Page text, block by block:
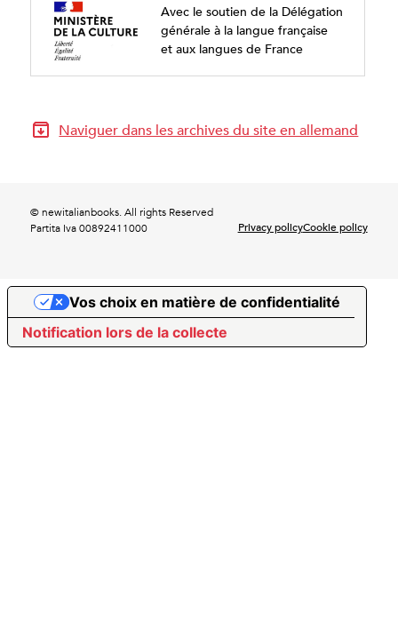
Avec le soutien de la Délégation
générale à la langue française
et aux langues de France
Naviguer dans les archives du site en allemand
© newitalianbooks. All rights Reserved
Partita Iva 00892411000
Privacy policyCookie policy
Notification lors de la collecte
Vos choix en matière de confidentialité